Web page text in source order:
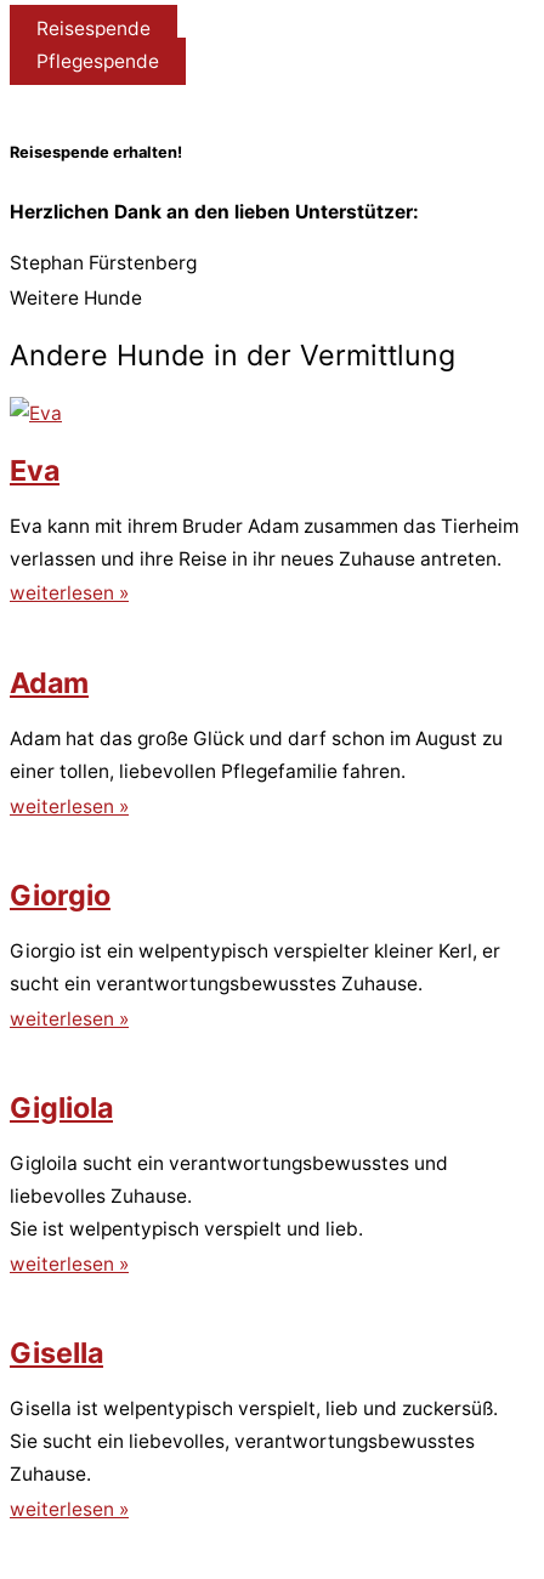
Reisespende
Pflegespende
Reisespende erhalten!
Herzlichen Dank an den lieben Unterstützer:
Stephan Fürstenberg
Weitere Hunde
Andere Hunde in der Vermittlung
Eva
Eva kann mit ihrem Bruder Adam zusammen das Tierheim
verlassen und ihre Reise in ihr neues Zuhause antreten.
weiterlesen »
Adam
Adam hat das große Glück und darf schon im August zu
einer tollen, liebevollen Pflegefamilie fahren.
weiterlesen »
Giorgio
Giorgio ist ein welpentypisch verspielter kleiner Kerl, er
sucht ein verantwortungsbewusstes Zuhause.
weiterlesen »
Gigliola
Gigloila sucht ein verantwortungsbewusstes und
liebevolles Zuhause.
Sie ist welpentypisch verspielt und lieb.
weiterlesen »
Gisella
Gisella ist welpentypisch verspielt, lieb und zuckersüß.
Sie sucht ein liebevolles, verantwortungsbewusstes
Zuhause.
weiterlesen »